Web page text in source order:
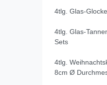
4tlg. Glas-
4tlg. Glas-
Sets
4tlg.
8cm Ø